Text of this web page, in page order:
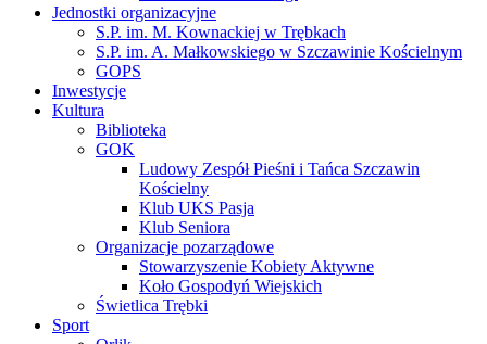
Jednostki organizacyjne
S.P. im. M. Kownackiej w Trębkach
S.P. im. A. Małkowskiego w Szczawinie Kościelnym
GOPS
Inwestycje
Kultura
Biblioteka
GOK
Ludowy Zespół Pieśni i Tańca Szczawin
Kościelny
Klub UKS Pasja
Klub Seniora
Organizacje pozarządowe
Stowarzyszenie Kobiety Aktywne
Koło Gospodyń Wiejskich
Świetlica Trębki
Sport